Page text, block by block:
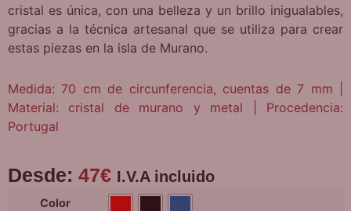
cristal es única, con una belleza y un brillo inigualables,
gracias a la técnica artesanal que se utiliza para crear
estas piezas en la isla de Murano.
Medida: 70 cm de circunferencia, cuentas de 7 mm |
Material: cristal de murano y metal | Procedencia:
Portugal
Desde: 47€ I.V.A incluido
Color